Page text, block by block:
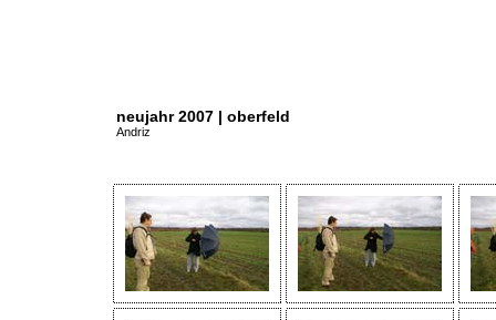
neujahr 2007 | oberfeld
Andriz